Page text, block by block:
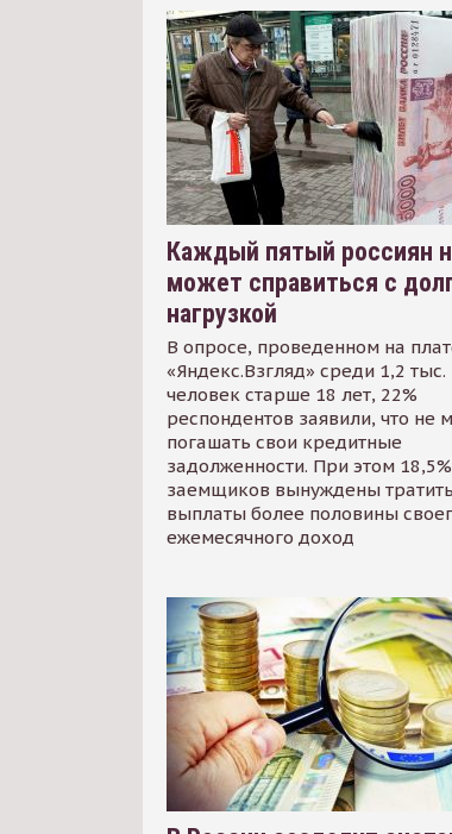
Каждый пятый россиян
может справиться с
нагрузкой
В опросе, проведенном на
«Яндекс.Взгляд» среди 1,2 тыс.
человек старше 18 лет, 22%
респондентов заявили, что не
погашать свои кредитные
задолженности. При этом 18,5%
заемщиков вынуждены
выплаты более половины
ежемесячного доход